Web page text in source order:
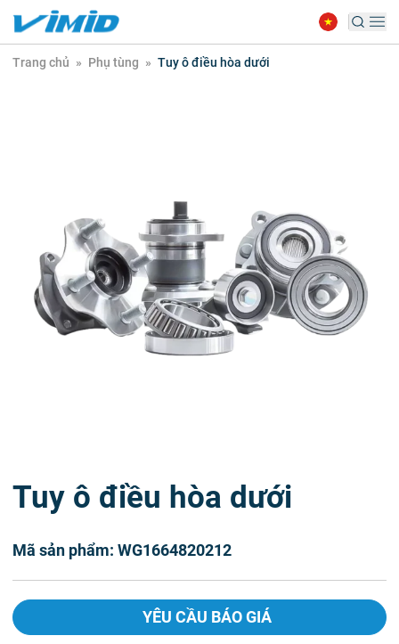
Trang chủ » Phụ tùng » Tuy ô điều hòa dưới
Tuy ô điều hòa dưới
Mã sản phẩm: WG1664820212
YÊU CẦU BÁO GIÁ